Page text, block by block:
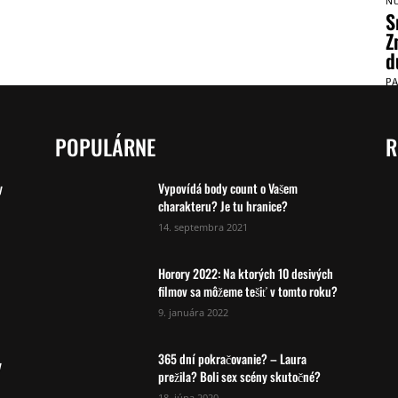
POPULÁRNE
Vypovídá body count o Vašem
charakteru? Je tu hranice?
14. septembra 2021
Horory 2022: Na ktorých 10 desivých
filmov sa môžeme tešiť v tomto roku?
9. januára 2022
365 dní pokračovanie? – Laura
prežila? Boli sex scény skutočné?